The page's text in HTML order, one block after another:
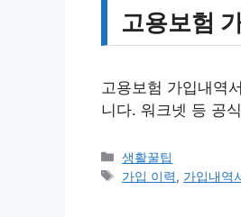
고용보험
고용보험 가입내역
니다. 워크넷 등 공
카
테
생활꿀팁
태
가입 이력, 가입내역